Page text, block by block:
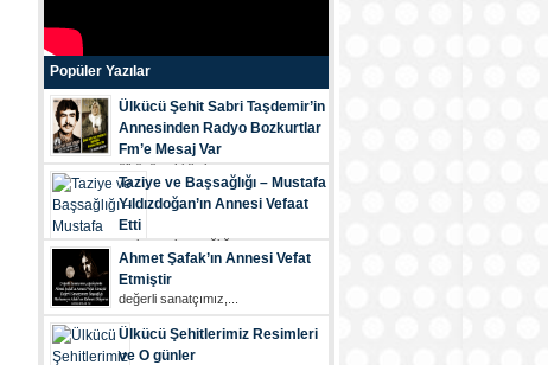
Popüler Yazılar
Ülkücü Şehit Sabri Taşdemir’in
Annesinden Radyo Bozkurtlar
Fm’e Mesaj Var
ülkücü şehi̇di̇mi̇z...
Taziye ve Başsağlığı – Mustafa
Yıldızdoğan’ın Annesi Vefaat
Etti
tazi̇ye ve başsağliği...
Ahmet Şafak’ın Annesi Vefat
Etmiştir
değerli sanatçımız,...
Ülkücü Şehitlerimiz Resimleri
ve O günler